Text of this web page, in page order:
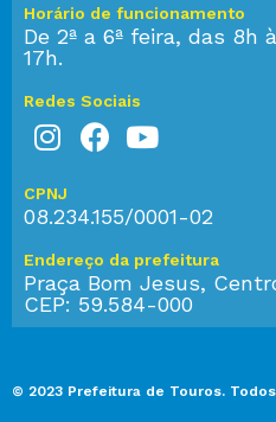
Horário de funcionamento
De 2ª a 6ª feira, das 8h
17h.
Redes Sociais
CPNJ
08.234.155/0001-02
Endereço da prefeitura
Praça Bom Jesus,
CEP: 59.584-000
© 2023 Prefeitura de Touros.